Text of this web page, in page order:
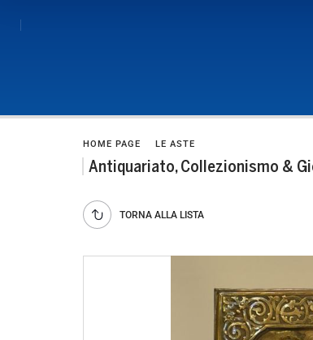
HOME PAGE LE ASTE
Antiquariato, Collezionismo &
TORNA ALLA LISTA